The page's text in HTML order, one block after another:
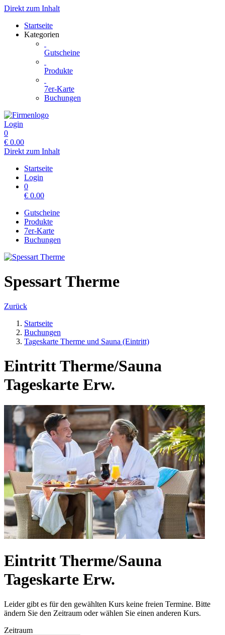
Direkt zum Inhalt
Startseite
Kategorien
Gutscheine
Produkte
7er-Karte
Buchungen
Login
0
€ 0.00
Direkt zum Inhalt
Startseite
Login
0
€ 0.00
Gutscheine
Produkte
7er-Karte
Buchungen
Spessart Therme
Zurück
Startseite
Buchungen
Tageskarte Therme und Sauna (Eintritt)
Eintritt Therme/Sauna
Tageskarte Erw.
Eintritt Therme/Sauna
Tageskarte Erw.
Leider gibt es für den gewählten Kurs keine freien Termine. Bitte
ändern Sie den Zeitraum oder wählen Sie einen anderen Kurs.
Zeitraum